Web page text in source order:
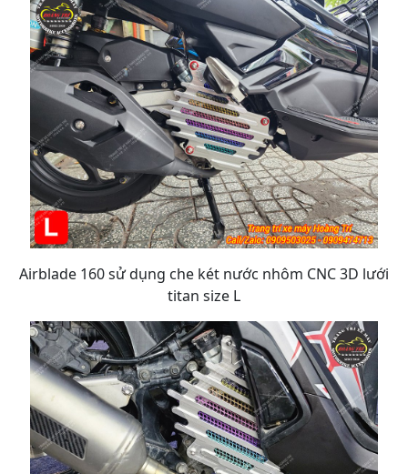
Airblade 160 sử dụng che két nước nhôm CNC 3D lưới
titan size L